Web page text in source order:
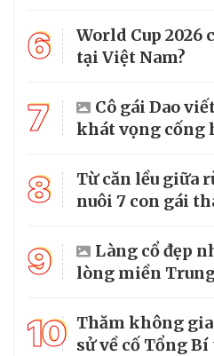
6
World Cup 2026
tại Việt Nam?
7
Cô gái Dao
khát vọng cống
8
Từ căn lều giữa
nuôi 7 con gái
9
Làng cổ đẹp
lòng miền
10 Thăm không
sử về cố Tổng